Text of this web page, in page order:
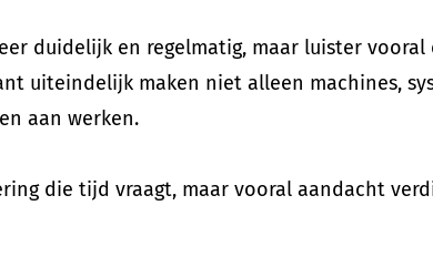
duidelijk en regelmatig, maar luister vooral
uiteindelijk maken niet alleen machines,
aan werken.
die tijd vraagt, maar vooral aandacht